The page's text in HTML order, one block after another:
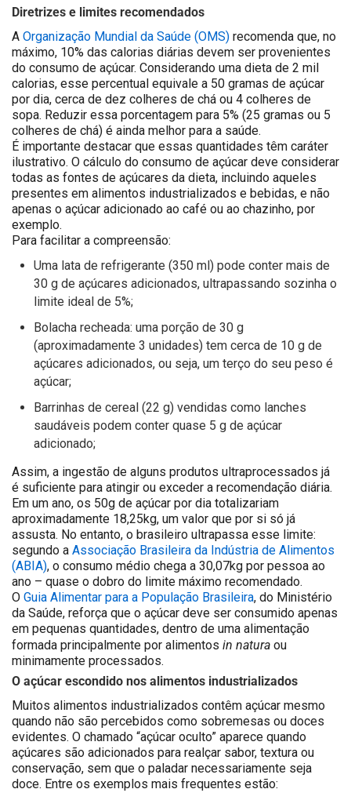
Diretrizes e limites recomendados
A Organização Mundial da Saúde (OMS) recomenda que, no
máximo, 10% das calorias diárias devem ser provenientes
do consumo de açúcar. Considerando uma dieta de 2 mil
calorias, esse percentual equivale a 50 gramas de açúcar
por dia, cerca de dez colheres de chá ou 4 colheres de
sopa. Reduzir essa porcentagem para 5% (25 gramas ou 5
colheres de chá) é ainda melhor para a saúde.
É importante destacar que essas quantidades têm caráter
ilustrativo. O cálculo do consumo de açúcar deve considerar
todas as fontes de açúcares da dieta, incluindo aqueles
presentes em alimentos industrializados e bebidas, e não
apenas o açúcar adicionado ao café ou ao chazinho, por
exemplo.
Para facilitar a compreensão:
Uma lata de refrigerante (350 ml) pode conter mais de
30 g de açúcares adicionados, ultrapassando sozinha o
limite ideal de 5%;
Bolacha recheada: uma porção de 30 g
(aproximadamente 3 unidades) tem cerca de 10 g de
açúcares adicionados, ou seja, um terço do seu peso é
açúcar;
Barrinhas de cereal (22 g) vendidas como lanches
saudáveis podem conter quase 5 g de açúcar
adicionado;
Assim, a ingestão de alguns produtos ultraprocessados já
é suficiente para atingir ou exceder a recomendação diária.
Em um ano, os 50g de açúcar por dia totalizariam
aproximadamente 18,25kg, um valor que por si só já
assusta. No entanto, o brasileiro ultrapassa esse limite:
segundo a Associação Brasileira da Indústria de Alimentos
(ABIA), o consumo médio chega a 30,07kg por pessoa ao
ano – quase o dobro do limite máximo recomendado.
O Guia Alimentar para a População Brasileira, do Ministério
da Saúde, reforça que o açúcar deve ser consumido apenas
em pequenas quantidades, dentro de uma alimentação
formada principalmente por alimentos in natura ou
minimamente processados.
O açúcar escondido nos alimentos industrializados
Muitos alimentos industrializados contêm açúcar mesmo
quando não são percebidos como sobremesas ou doces
evidentes. O chamado “açúcar oculto” aparece quando
açúcares são adicionados para realçar sabor, textura ou
conservação, sem que o paladar necessariamente seja
doce. Entre os exemplos mais frequentes estão: